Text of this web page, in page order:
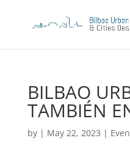
BILBAO
TAMBIÉN
by | May 22, 2023 |